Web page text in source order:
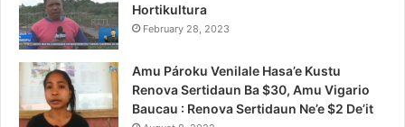
Hortikultura
February 28, 2023
Amu Pároku Venilale Hasa’e Kustu
Renova Sertidaun Ba $30, Amu Vigario
Baucau : Renova Sertidaun Ne’e $2 De’it